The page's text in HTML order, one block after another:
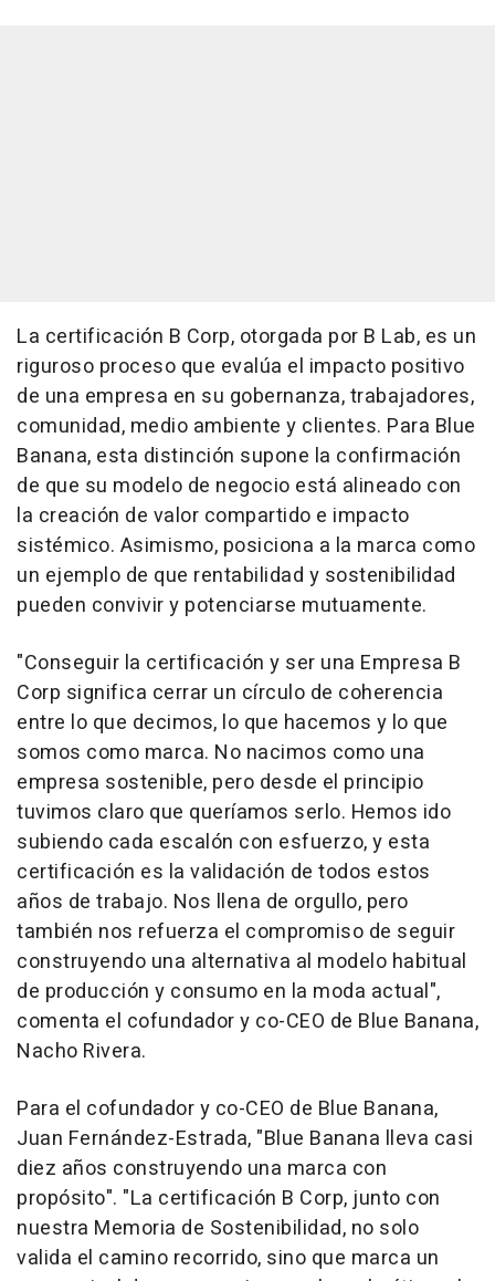
La certificación B Corp, otorgada por B Lab, es un
riguroso proceso que evalúa el impacto positivo
de una empresa en su gobernanza, trabajadores,
comunidad, medio ambiente y clientes. Para Blue
Banana, esta distinción supone la confirmación
de que su modelo de negocio está alineado con
la creación de valor compartido e impacto
sistémico. Asimismo, posiciona a la marca como
un ejemplo de que rentabilidad y sostenibilidad
pueden convivir y potenciarse mutuamente.
"Conseguir la certificación y ser una Empresa B
Corp significa cerrar un círculo de coherencia
entre lo que decimos, lo que hacemos y lo que
somos como marca. No nacimos como una
empresa sostenible, pero desde el principio
tuvimos claro que queríamos serlo. Hemos ido
subiendo cada escalón con esfuerzo, y esta
certificación es la validación de todos estos
años de trabajo. Nos llena de orgullo, pero
también nos refuerza el compromiso de seguir
construyendo una alternativa al modelo habitual
de producción y consumo en la moda actual",
comenta el cofundador y co-CEO de Blue Banana,
Nacho Rivera.
Para el cofundador y co-CEO de Blue Banana,
Juan Fernández-Estrada, "Blue Banana lleva casi
diez años construyendo una marca con
propósito". "La certificación B Corp, junto con
nuestra Memoria de Sostenibilidad, no solo
valida el camino recorrido, sino que marca un